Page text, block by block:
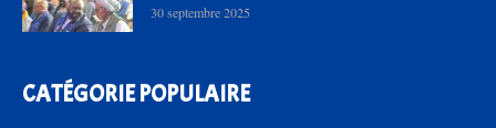
30 septembre 2025
CATÉGORIE POPULAIRE